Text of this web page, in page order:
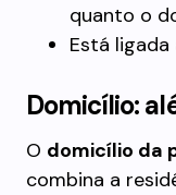
quanto o
Está
Domicílio:
O domicílio da
combina a